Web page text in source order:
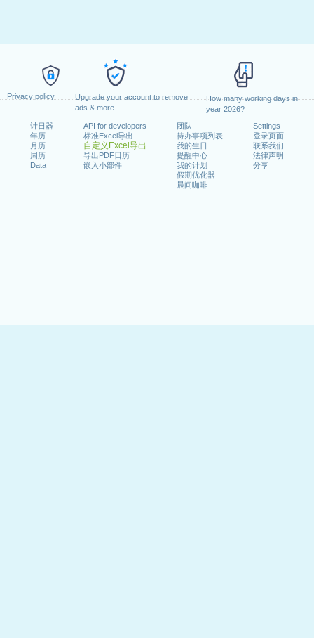
Privacy policy
Upgrade your account to remove
ads & more
How many working days in
year 2026?
计日器
年历
月历
周历
Data
API for developers
标准Excel导出
自定义Excel导出
导出PDF日历
嵌入小部件
团队
待办事项列表
我的生日
提醒中心
我的计划
假期优化器
晨间咖啡
Settings
登录页面
联系我们
法律声明
分享